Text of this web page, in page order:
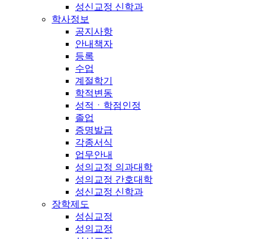
성신교정 신학과
학사정보
공지사항
안내책자
등록
수업
계절학기
학적변동
성적ㆍ학점인정
졸업
증명발급
각종서식
업무안내
성의교정 의과대학
성의교정 간호대학
성신교정 신학과
장학제도
성심교정
성의교정